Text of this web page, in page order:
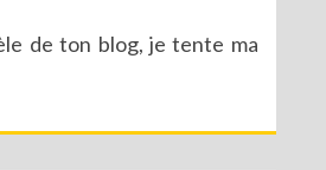
de ton blog, je tente ma